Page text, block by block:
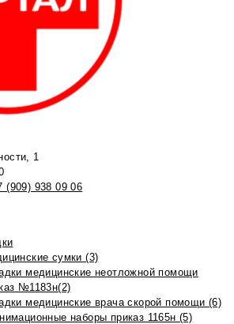
1
(909) 938 09 06
сумки (3)
медицинские неотложной помощи
№1183н(2)
медицинские врача скорой помощи (6)
наборы приказ 1165н (5)